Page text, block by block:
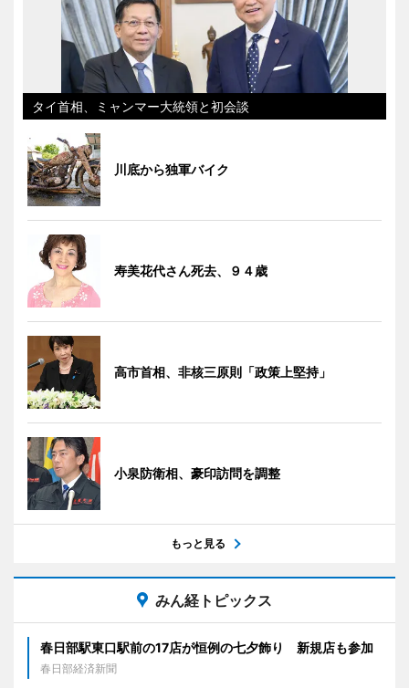
タイ首相、ミャンマー大統領と初会談
川底から独軍バイク
寿美花代さん死去、９４歳
高市首相、非核三原則「政策上堅持」
小泉防衛相、豪印訪問を調整
もっと見る
みん経トピックス
春日部駅東口駅前の17店が恒例の七夕飾り 新規店も参加
春日部経済新聞